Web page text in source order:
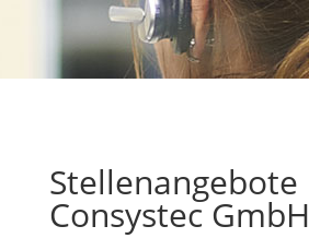
Stellenangebote
Consystec GmbH